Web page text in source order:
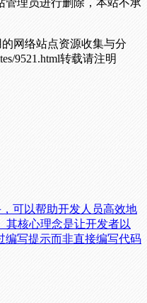
网络站点资源收集与分
9521.html转载请注明
可以帮助开发人员高效地
其核心理念是让开发者以
编写提示而非直接编写代码